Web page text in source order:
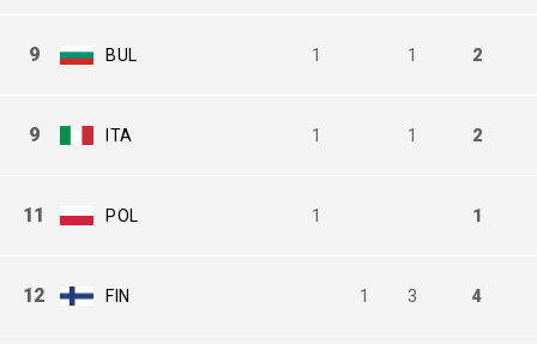
9 BUL 1 1 2
9 ITA 1 1 2
11 POL 1 1
12 FIN 1 3 4